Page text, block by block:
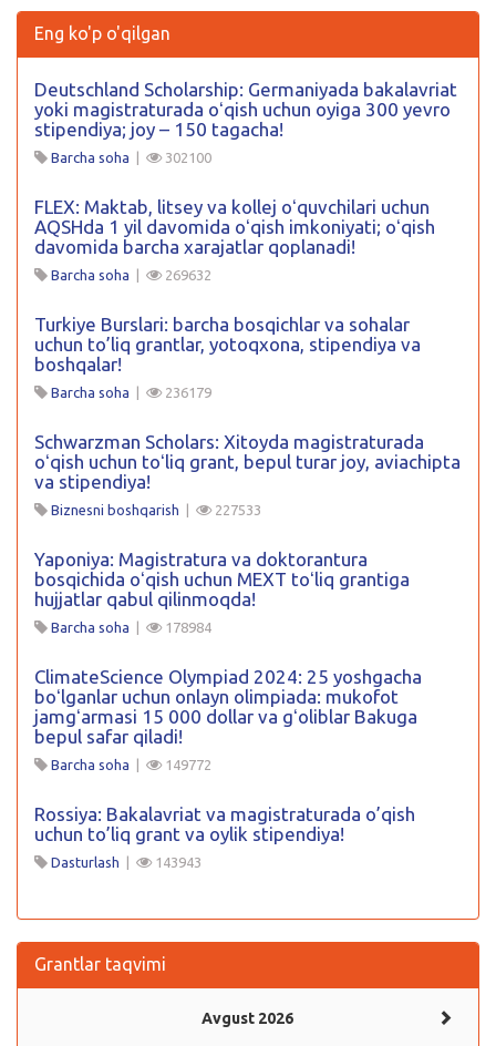
Eng ko'p o'qilgan
Deutschland Scholarship: Germaniyada bakalavriat
yoki magistraturada oʻqish uchun oyiga 300 yevro
stipendiya; joy – 150 tagacha!
Barcha soha | 302100
FLEX: Maktab, litsey va kollej oʻquvchilari uchun
AQSHda 1 yil davomida oʻqish imkoniyati; oʻqish
davomida barcha xarajatlar qoplanadi!
Barcha soha | 269632
Turkiye Burslari: barcha bosqichlar va sohalar
uchun to’liq grantlar, yotoqxona, stipendiya va
boshqalar!
Barcha soha | 236179
Schwarzman Scholars: Xitoyda magistraturada
oʻqish uchun toʻliq grant, bepul turar joy, aviachipta
va stipendiya!
Biznesni boshqarish | 227533
Yaponiya: Magistratura va doktorantura
bosqichida oʻqish uchun MEXT toʻliq grantiga
hujjatlar qabul qilinmoqda!
Barcha soha | 178984
ClimateScience Olympiad 2024: 25 yoshgacha
boʻlganlar uchun onlayn olimpiada: mukofot
jamgʻarmasi 15 000 dollar va gʻoliblar Bakuga
bepul safar qiladi!
Barcha soha | 149772
Rossiya: Bakalavriat va magistraturada o’qish
uchun to’liq grant va oylik stipendiya!
Dasturlash | 143943
Grantlar taqvimi
Avgust 2026